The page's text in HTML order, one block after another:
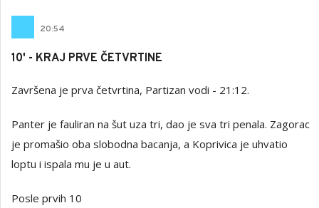
20:54
10' - KRAJ PRVE ČETVRTINE
Završena je prva četvrtina, Partizan vodi - 21:12.
Panter je fauliran na šut uza tri, dao je sva tri penala. Zagorac
je promašio oba slobodna bacanja, a Koprivica je uhvatio
loptu i ispala mu je u aut.
Posle prvih 10